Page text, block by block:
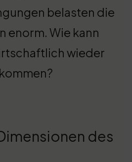
belasten die
enorm. Wie kann
wieder
des